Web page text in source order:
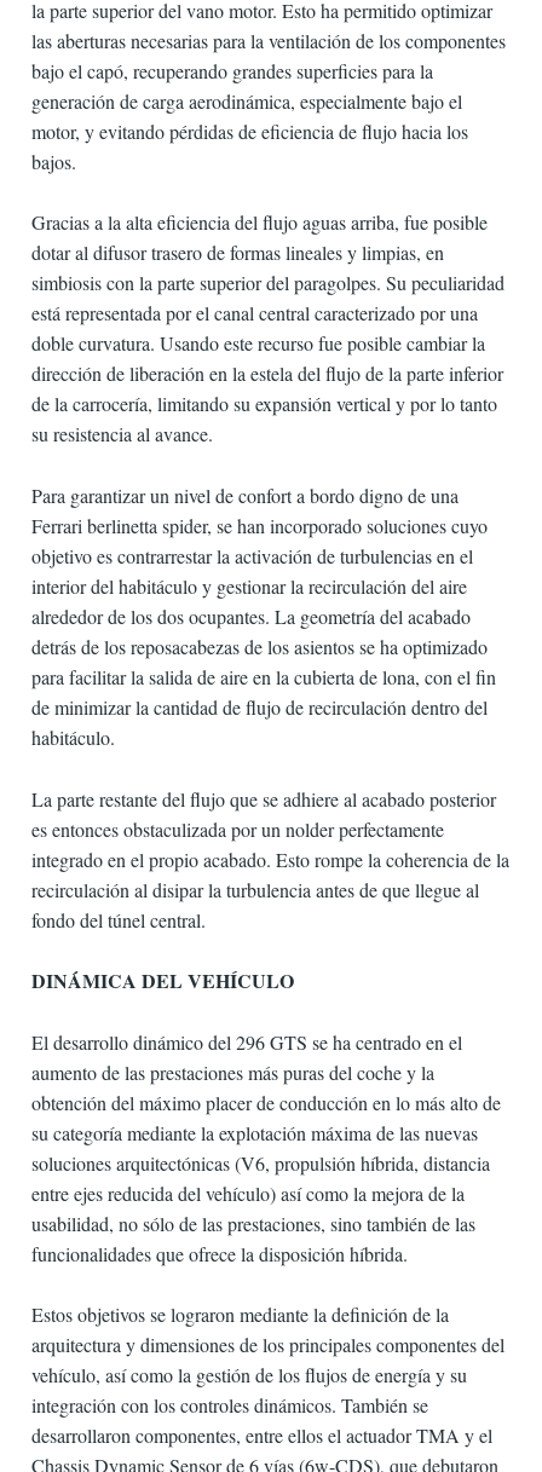
la parte superior del vano motor. Esto ha permitido optimizar
las aberturas necesarias para la ventilación de los componentes
bajo el capó, recuperando grandes superficies para la
generación de carga aerodinámica, especialmente bajo el
motor, y evitando pérdidas de eficiencia de flujo hacia los
bajos.
Gracias a la alta eficiencia del flujo aguas arriba, fue posible
dotar al difusor trasero de formas lineales y limpias, en
simbiosis con la parte superior del paragolpes. Su peculiaridad
está representada por el canal central caracterizado por una
doble curvatura. Usando este recurso fue posible cambiar la
dirección de liberación en la estela del flujo de la parte inferior
de la carrocería, limitando su expansión vertical y por lo tanto
su resistencia al avance.
Para garantizar un nivel de confort a bordo digno de una
Ferrari berlinetta spider, se han incorporado soluciones cuyo
objetivo es contrarrestar la activación de turbulencias en el
interior del habitáculo y gestionar la recirculación del aire
alrededor de los dos ocupantes. La geometría del acabado
detrás de los reposacabezas de los asientos se ha optimizado
para facilitar la salida de aire en la cubierta de lona, ​​con el fin
de minimizar la cantidad de flujo de recirculación dentro del
habitáculo.
La parte restante del flujo que se adhiere al acabado posterior
es entonces obstaculizada por un nolder perfectamente
integrado en el propio acabado. Esto rompe la coherencia de la
recirculación al disipar la turbulencia antes de que llegue al
fondo del túnel central.
DINÁMICA DEL VEHÍCULO
El desarrollo dinámico del 296 GTS se ha centrado en el
aumento de las prestaciones más puras del coche y la
obtención del máximo placer de conducción en lo más alto de
su categoría mediante la explotación máxima de las nuevas
soluciones arquitectónicas (V6, propulsión híbrida, distancia
entre ejes reducida del vehículo) así como la mejora de la
usabilidad, no sólo de las prestaciones, sino también de las
funcionalidades que ofrece la disposición híbrida.
Estos objetivos se lograron mediante la definición de la
arquitectura y dimensiones de los principales componentes del
vehículo, así como la gestión de los flujos de energía y su
integración con los controles dinámicos. También se
desarrollaron componentes, entre ellos el actuador TMA y el
Chassis Dynamic Sensor de 6 vías (6w-CDS), que debutaron